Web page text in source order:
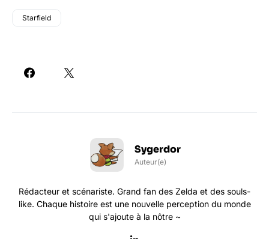
Starfield
Sygerdor
Auteur(e)
Rédacteur et scénariste. Grand fan des Zelda et des souls-
like. Chaque histoire est une nouvelle perception du monde
qui s'ajoute à la nôtre ~